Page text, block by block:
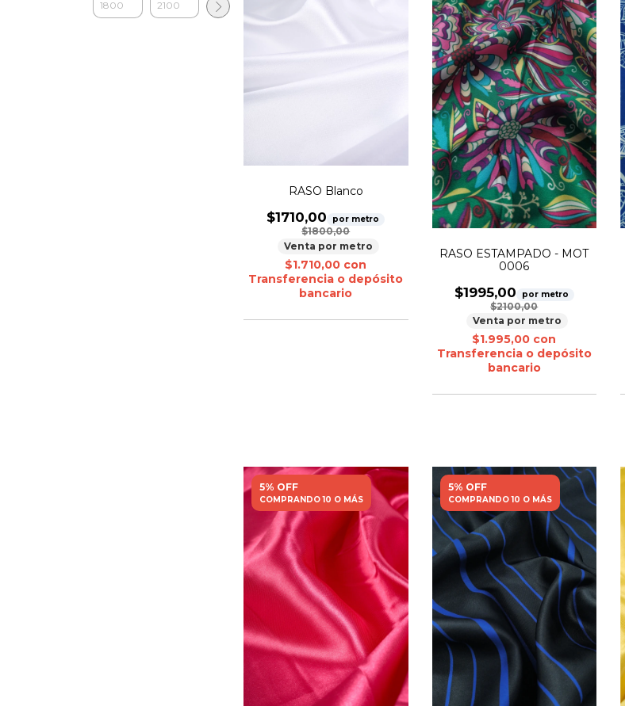
RASO Blanco
$1710,00 por metro
$1800,00
Venta por metro
$1.710,00 con
Transferencia o depósito
bancario
RASO ESTAMPADO - MOT
0006
$1995,00 por metro
$2100,00
Venta por metro
$1.995,00 con
Transferencia o depósito
bancario
5% OFF
COMPRANDO 10 O MÁS
5% OFF
COMPRANDO 10 O MÁS